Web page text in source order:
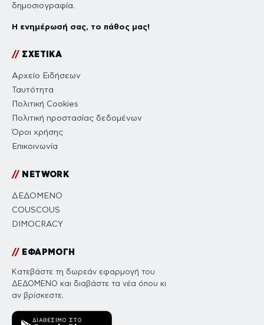
δημοσιογραφία.
Η ενημέρωσή σας, το πάθος μας!
//ΣΧΕΤΙΚΑ
Αρχείο Ειδήσεων
Ταυτότητα
Πολιτική Cookies
Πολιτική προστασίας δεδομένων
Όροι χρήσης
Επικοινωνία
//NETWORK
ΔΕΔΟΜΕΝΟ
COUSCOUS
DIMOCRACY
//ΕΦΑΡΜΟΓΗ
Κατεβάστε τη δωρεάν εφαρμογή του
ΔΕΔΟΜΕΝΟ και διαβάστε τα νέα όπου κι
αν βρίσκεστε.
ΔΙΑΘΈΣΙΜΟ ΣΤΟ